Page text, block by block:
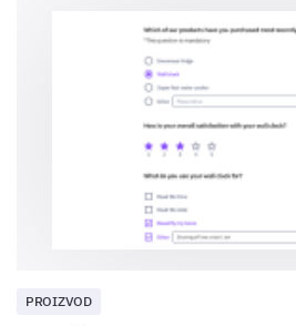
Price Point 3
Price Point 4
Comparative Analysis
We value your comparison of
with other products available in
that of our competitors?
PROIZVOD